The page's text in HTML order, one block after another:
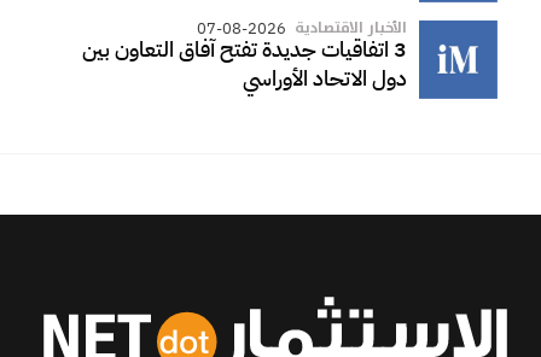
الأخبار الاقتصادية 07-08-2026
3 اتفاقيات جديدة تفتح آفاق التعاون بين
دول الاتحاد الأوراسي